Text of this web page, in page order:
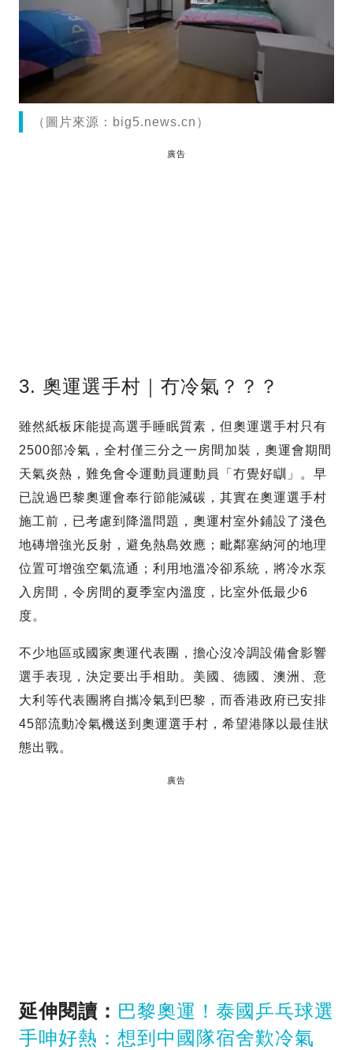
（圖片來源：big5.news.cn）
廣告
3. 奧運選手村｜冇冷氣？？？
雖然紙板床能提高選手睡眠質素，但奧運選手村只有
2500部冷氣，全村僅三分之一房間加裝，奧運會期間
天氣炎熱，難免會令運動員運動員「冇覺好瞓」。早
已說過巴黎奧運會奉行節能減碳，其實在奧運選手村
施工前，已考慮到降溫問題，奧運村室外鋪設了淺色
地磚增強光反射，避免熱島效應；毗鄰塞納河的地理
位置可增強空氣流通；利用地溫冷卻系統，將冷水泵
入房間，令房間的夏季室內溫度，比室外低最少6
度。
不少地區或國家奧運代表團，擔心沒冷調設備會影響
選手表現，決定要出手相助。美國、德國、澳洲、意
大利等代表團將自攜冷氣到巴黎，而香港政府已安排
45部流動冷氣機送到奧運選手村，希望港隊以最佳狀
態出戰。
廣告
延伸閱讀： 巴黎奧運！泰國乒乓球選
手呻好熱：想到中國隊宿舍歎冷氣